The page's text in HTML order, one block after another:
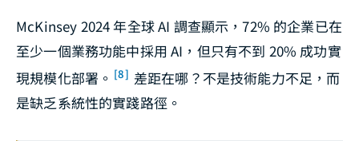
McKinsey 2024 年全球 AI 調查顯示，72% 的企業已在
至少一個業務功能中採用 AI，但只有不到 20% 成功實
現規模化部署。 [8] 差距在哪？不是技術能力不足，而
是缺乏系統性的實踐路徑。